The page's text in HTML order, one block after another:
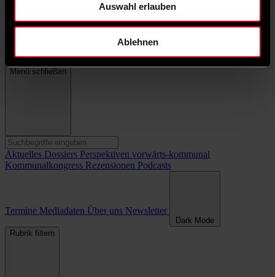
Auswahl erlauben
Ablehnen
Menü schließen
Aktuelles Dossiers Perspektiven vorwärts-kommunal
Kommunalkongress Rezensionen Podcasts
Termine Mediadaten Über uns Newsletter
Dark Mode
Rubrik filtern